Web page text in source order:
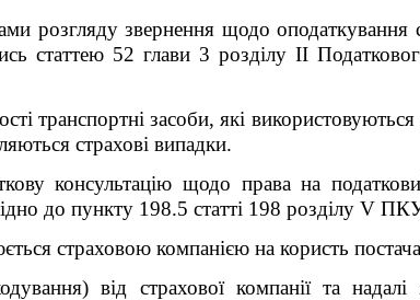
розгляду звернення щодо оподаткування
статтею 52 глави 3 розділу ІІ
транспортні засоби, які
страхові випадки.
консультацію щодо права на
до пункту 198.5 статті 198 розділу V
страховою компанією на користь
від страхової компанії та